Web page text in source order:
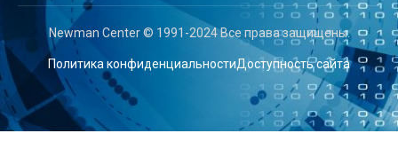
Newman Center © 1991-2024 Все права защищены.
Политика конфиденциальностиДоступность сайта